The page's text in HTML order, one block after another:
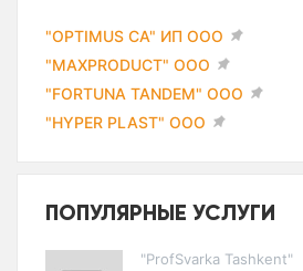
"OPTIMUS CA" ИП ООО
"MAXPRODUCT" ООО
"FORTUNA TANDEM" ООО
"HYPER PLAST" ООО
ПОПУЛЯРНЫЕ УСЛУГИ
"ProfSvarka Tashkent"